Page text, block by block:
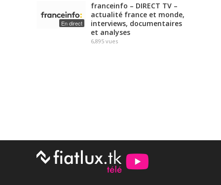
En direct
franceinfo – DIRECT TV –
actualité france et monde,
interviews, documentaires
et analyses
6,895 vues